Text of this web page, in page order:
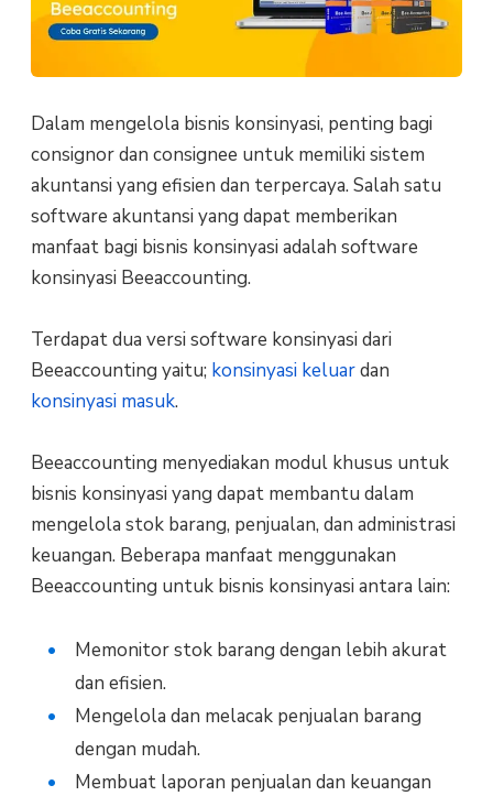
Dalam mengelola bisnis konsinyasi, penting bagi
consignor dan consignee untuk memiliki sistem
akuntansi yang efisien dan terpercaya. Salah satu
software akuntansi yang dapat memberikan
manfaat bagi bisnis konsinyasi adalah software
konsinyasi Beeaccounting.
Terdapat dua versi software konsinyasi dari
Beeaccounting yaitu; konsinyasi keluardan
konsinyasi masuk.
Beeaccounting menyediakan modul khusus untuk
bisnis konsinyasi yang dapat membantu dalam
mengelola stok barang, penjualan, dan administrasi
keuangan. Beberapa manfaat menggunakan
Beeaccounting untuk bisnis konsinyasi antara lain:
Memonitor stok barang dengan lebih akurat
dan efisien.
Mengelola dan melacak penjualan barang
dengan mudah.
Membuat laporan penjualan dan keuangan